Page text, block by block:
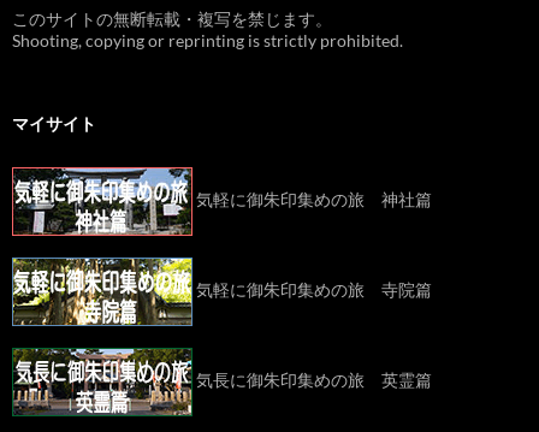
このサイトの無断転載・複写を禁じます。
Shooting, copying or reprinting is strictly prohibited.
マイサイト
気軽に御朱印集めの旅 神社篇
気軽に御朱印集めの旅 寺院篇
気長に御朱印集めの旅 英霊篇